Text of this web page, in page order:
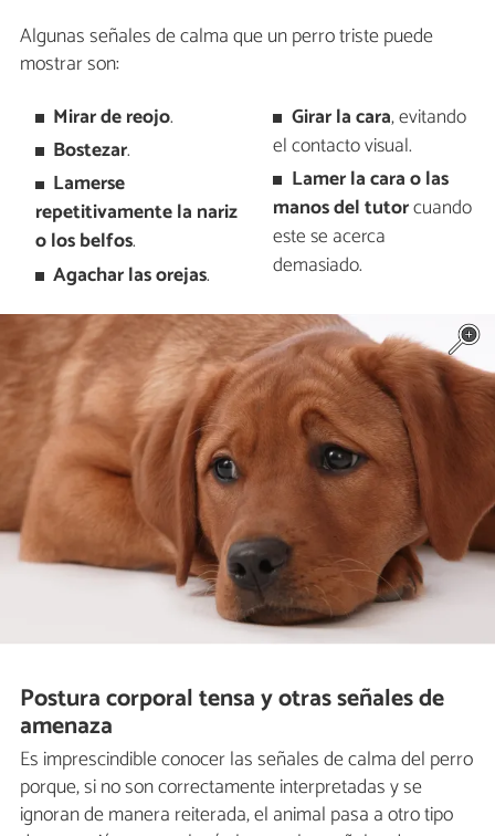
Algunas señales de calma que un perro triste puede
mostrar son:
Mirar de reojo.
Bostezar.
Lamerse
repetitivamente la nariz
o los belfos.
Agachar las orejas.
Girar la cara, evitando
el contacto visual.
Lamer la cara o las
manos del tutorcuando
este se acerca
demasiado.
Postura corporal tensa y otras señales de
amenaza
Es imprescindible conocer las señales de calma del perro
porque, si no son correctamente interpretadas y se
ignoran de manera reiterada, el animal pasa a otro tipo